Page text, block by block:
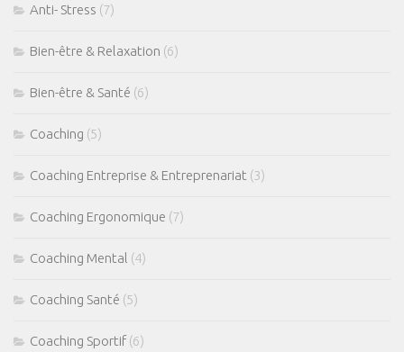
Anti- Stress (7)
Bien-être & Relaxation (6)
Bien-être & Santé (6)
Coaching (5)
Coaching Entreprise & Entreprenariat (3)
Coaching Ergonomique (7)
Coaching Mental (4)
Coaching Santé (5)
Coaching Sportif(6)